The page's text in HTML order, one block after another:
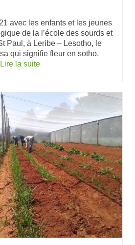
avec les enfants et les jeunes
de la l’école des sourds et
Paul, à Leribe – Lesotho, le
qui signifie fleur en sotho,
Lire la suite